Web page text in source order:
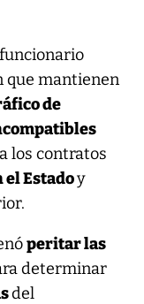
que mantienen
de
los contratos
el Estadoy
peritar las
determinar
del